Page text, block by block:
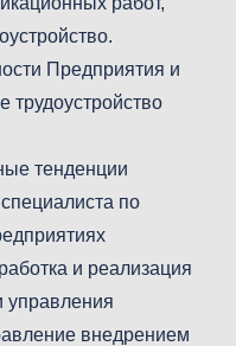
Предприятия и
трудоустройство
тенденции
по
и реализация
управления
внедрением